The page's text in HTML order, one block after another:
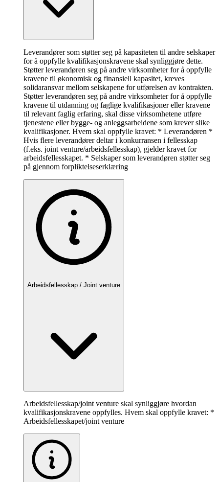
Leverandører som støtter seg på kapasiteten til andre selskaper
for å oppfylle kvalifikasjonskravene skal synliggjøre dette.
Støtter leverandøren seg på andre virksomheter for å oppfylle
kravene til økonomisk og finansiell kapasitet, kreves
solidaransvar mellom selskapene for utførelsen av kontrakten.
Støtter leverandøren seg på andre virksomheter for å oppfylle
kravene til utdanning og faglige kvalifikasjoner eller kravene
til relevant faglig erfaring, skal disse virksomhetene utføre
tjenestene eller bygge- og anleggsarbeidene som krever slike
kvalifikasjoner. Hvem skal oppfylle kravet: * Leverandøren *
Hvis flere leverandører deltar i konkurransen i fellesskap
(f.eks. joint venture/arbeidsfellesskap), gjelder kravet for
arbeidsfellesskapet. * Selskaper som leverandøren støtter seg
på gjennom forpliktelseserklæring
Arbeidsfellesskap / Joint venture
Arbeidsfellesskap/joint venture skal synliggjøre hvordan
kvalifikasjonskravene oppfylles. Hvem skal oppfylle kravet: *
Arbeidsfellesskapet/joint venture